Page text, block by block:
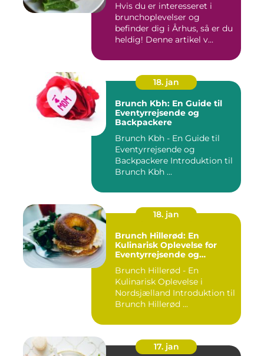
Hvis du er interesseret i
brunchoplevelser og
befinder dig i Århus, så er du
heldig! Denne artikel v...
18. jan
Brunch Kbh: En Guide til
Eventyrrejsende og
Backpackere
Brunch Kbh - En Guide til
Eventyrrejsende og
Backpackere Introduktion til
Brunch Kbh ...
18. jan
Brunch Hillerød: En
Kulinarisk Oplevelse for
Eventyrrejsende og
Brunch Hillerød - En
Kulinarisk Oplevelse i
Nordsjælland Introduktion til
Brunch Hillerød ...
17. jan